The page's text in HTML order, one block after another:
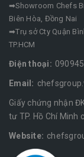
➡Showroom Chefs
Biên Hòa, Đồng Nai
➡Trụ sở Cty Quận
TP.HCM
Điện thoại:
Email:
Giấy chứng nhận
tư TP. Hồ Chí
Website: